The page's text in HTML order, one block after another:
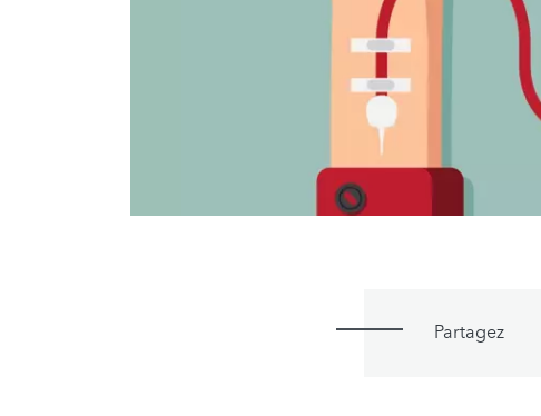
Partagez